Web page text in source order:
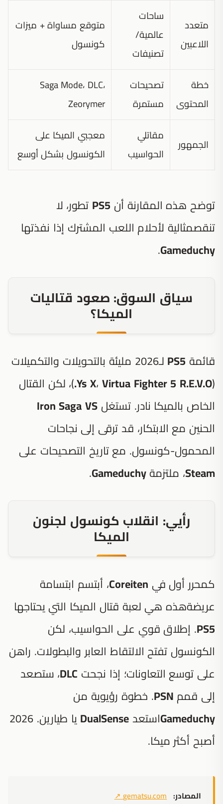
متعدد
اللاعبين
ساحات
عالمية/
تصنيفات
متوقع مساواة + ميزات
كونسول
خطة
المحتوى
تصحيحات
مستمرة
Saga Mode، DLC،
Zeorymer
الجمهور
مقاتلي
الحواسيب
معجبي الميكا على
الكونسول بشكل أوسع
توضح هذه المقارنة أن PS5 تطور، لا
تنقصمثالية لأحلام اللعب المشترك إذا نفذتها
Gameduchy
.
سياق السوق: صعود قتاليات
الميكا؟
قائمة PS5
لـ2026 مليئة بالتحويلات والتكميلات
(
Ys X، Virtua Fighter 5 R.E.V.O.
)، لكن القتال
الخاص بالميكا نادر. تستغلIron Saga VS
الحنين مع الابتكار، قد ترقى إلى نجاحات
المحمول-كونسول. مع تاريخ التصحيحات على
Steam، ملتزمةGameduchy
.
رأيي: انقلاب كونسول لجنون
الميكا
كمحرر أول في Coreiten، أبتسم ابتسامة
عريضةهذه هي لعبة قتال الميكا التي يحتاجها
PS5. إطلاق قوي على الحواسيب، لكن
الكونسول تفتح الالتقاط العابر والبطولات. راهن
على توسع التعاونات؛ إذا نجحت DLC، ستصعد
إلى قمم PSN. خطوة رؤيوية من
GameduchyاستعدDualSense
يا طيارين. 2026
أصبح أكثر ميكا.
المصادر: gematsu.com
↗